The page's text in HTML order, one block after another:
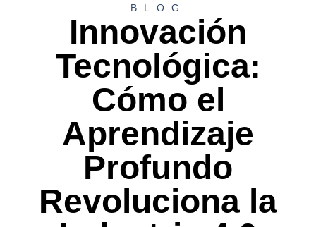
BLOG
Innovación
Tecnológica:
Cómo el
Aprendizaje
Profundo
Revoluciona la